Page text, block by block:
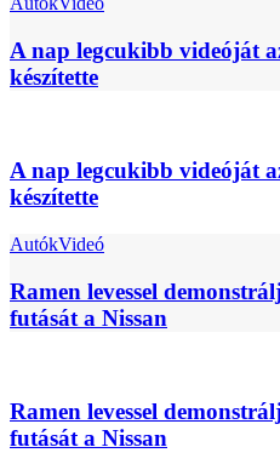
A nap legcukibb videóját
készítette
A nap legcukibb videóját
készítette
AutókVideó
Ramen levessel
futását a Nissan
Ramen levessel
futását a Nissan